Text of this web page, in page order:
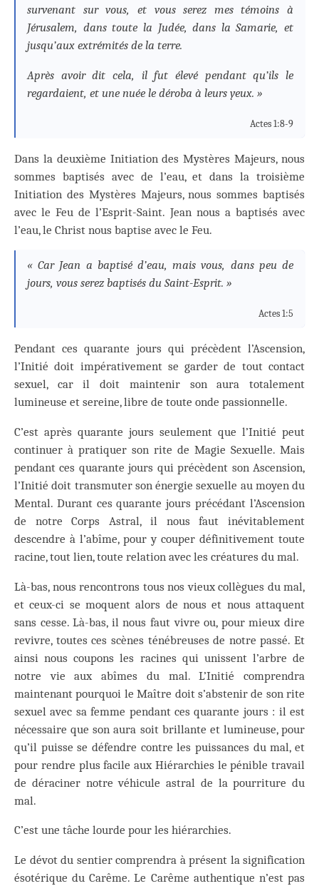
survenant sur vous, et vous serez mes témoins à
Jérusalem, dans toute la Judée, dans la Samarie, et
jusqu’aux extrémités de la terre.
Après avoir dit cela, il fut élevé pendant qu’ils le
regardaient, et une nuée le déroba à leurs yeux. »
Actes 1:8-9
Dans la deuxième Initiation des Mystères Majeurs, nous
sommes baptisés avec de l’eau, et dans la troisième
Initiation des Mystères Majeurs, nous sommes baptisés
avec le Feu de l’Esprit-Saint. Jean nous a baptisés avec
l’eau, le Christ nous baptise avec le Feu.
« Car Jean a baptisé d’eau, mais vous, dans peu de
jours, vous serez baptisés du Saint-Esprit. »
Actes 1:5
Pendant ces quarante jours qui précèdent l’Ascension,
l’Initié doit impérativement se garder de tout contact
sexuel, car il doit maintenir son aura totalement
lumineuse et sereine, libre de toute onde passionnelle.
C’est après quarante jours seulement que l’Initié peut
continuer à pratiquer son rite de Magie Sexuelle. Mais
pendant ces quarante jours qui précèdent son Ascension,
l’Initié doit transmuter son énergie sexuelle au moyen du
Mental. Durant ces quarante jours précédant l’Ascension
de notre Corps Astral, il nous faut inévitablement
descendre à l’abîme, pour y couper définitivement toute
racine, tout lien, toute relation avec les créatures du mal.
Là-bas, nous rencontrons tous nos vieux collègues du mal,
et ceux-ci se moquent alors de nous et nous attaquent
sans cesse. Là-bas, il nous faut vivre ou, pour mieux dire
revivre, toutes ces scènes ténébreuses de notre passé. Et
ainsi nous coupons les racines qui unissent l’arbre de
notre vie aux abîmes du mal. L’Initié comprendra
maintenant pourquoi le Maître doit s’abstenir de son rite
sexuel avec sa femme pendant ces quarante jours : il est
nécessaire que son aura soit brillante et lumineuse, pour
qu’il puisse se défendre contre les puissances du mal, et
pour rendre plus facile aux Hiérarchies le pénible travail
de déraciner notre véhicule astral de la pourriture du
mal.
C’est une tâche lourde pour les hiérarchies.
Le dévot du sentier comprendra à présent la signification
ésotérique du Carême. Le Carême authentique n’est pas